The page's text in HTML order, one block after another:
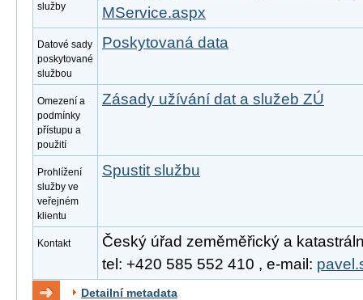
služby
MService.aspx
Datové sady
poskytované
službou
Poskytovaná data
Omezení a
podmínky
přístupu a
použití
Zásady užívání dat a služeb ZÚ
Prohlížení
služby ve
veřejném
klientu
Spustit službu
Kontakt
Český úřad zeměměřický a
tel: +420 585 552 410 , e-mail:
Detailní metadata